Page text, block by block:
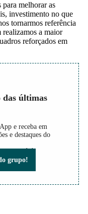
para melhorar as
investimento no que
tornarmos referência
realizamos a maior
reforçados em
últimas
e receba em
e destaques do
grupo!